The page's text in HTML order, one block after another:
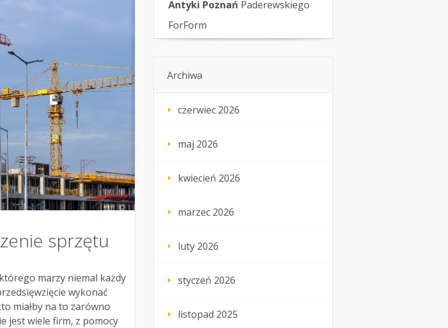
sprzętu
marzy niemal każdy
wykonać
miałby na to zarówno
jest wiele firm, z pomocy
Antyki Poznań Paderewskiego
ForForm
Archiwa
czerwiec 2026
maj 2026
kwiecień 2026
marzec 2026
luty 2026
styczeń 2026
listopad 2025